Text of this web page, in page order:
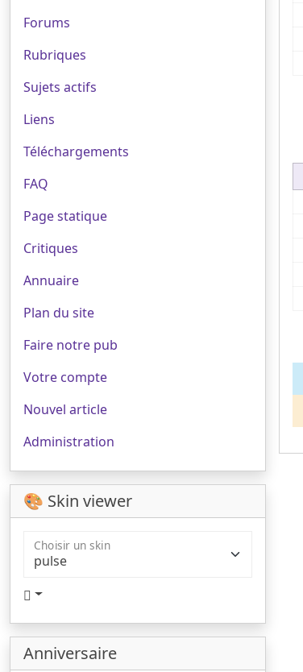
Forums
Rubriques
Sujets actifs
Liens
Téléchargements
FAQ
Page statique
Critiques
Annuaire
Plan du site
Faire notre pub
Votre compte
Nouvel article
Administration
🎨 Skin viewer
Choisir un skin
Anniversaire